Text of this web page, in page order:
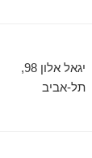
יגאל אלון 98,
תל-אביב